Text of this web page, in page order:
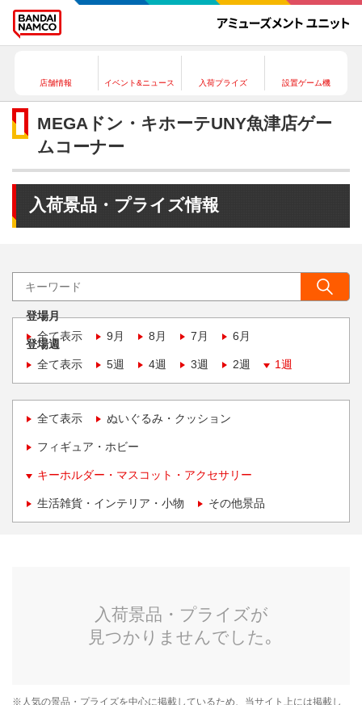
店舗情報 イベント&ニュース 入荷プライズ 設置ゲーム機
MEGAドン・キホーテUNY魚津店ゲー
ムコーナー
入荷景品・プライズ情報
登場月
全て表示
9月 8月 7月 6月
登場週
全て表示
5週 4週 3週 2週 1週
全て表示 ぬいぐるみ・クッション
フィギュア・ホビー
キーホルダー・マスコット・アクセサリー
生活雑貨・インテリア・小物 その他景品